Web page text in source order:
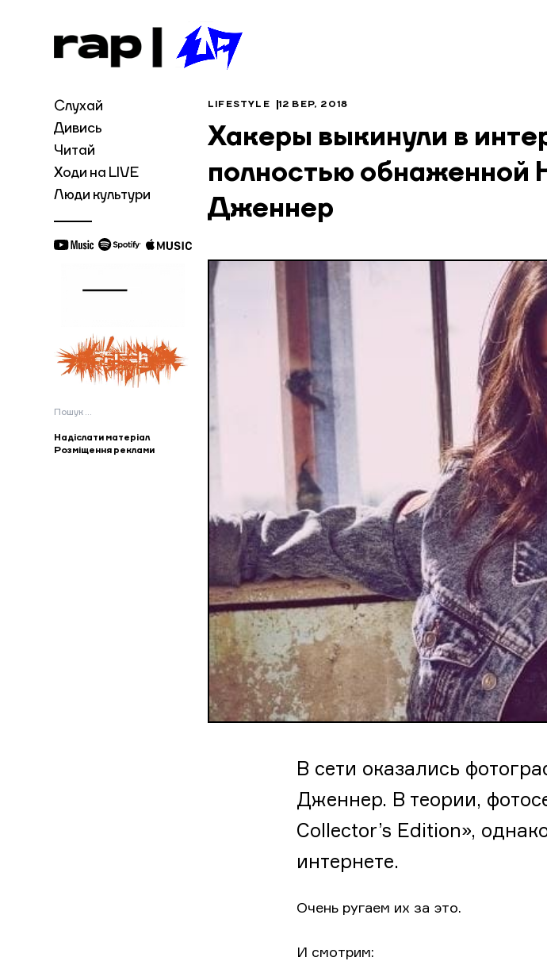
Слухай
Дивись
Читай
Ходи на LIVE
Люди культури
Пошук:
Надіслати матеріал
Розміщення реклами
LIFESTYLE 12 ВЕР, 2018
Хакеры выкинули в
полностью обнаженной
Дженнер
В сети оказались
Дженнер. В теории,
Collector’s Edition»,
интернете.
Очень ругаем их за это.
И смотрим: